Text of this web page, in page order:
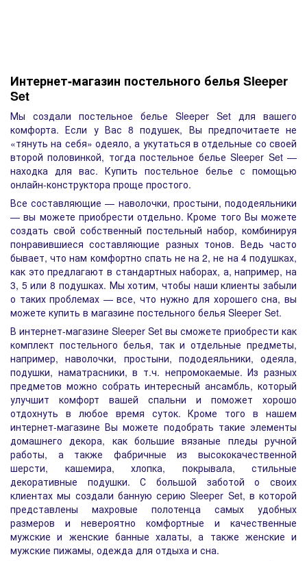
Интернет-магазин постельного белья Sleeper
Set
Мы создали постельное белье Sleeper Set для вашего
комфорта. Если у Вас 8 подушек, Вы предпочитаете не
«тянуть на себя» одеяло, а укутаться в отдельные со своей
второй половинкой, тогда постельное белье Sleeper Set —
находка для вас. Купить постельное белье с помощью
онлайн-конструктора проще простого.
Все составляющие — наволочки, простыни, пододеяльники
— вы можете приобрести отдельно. Кроме того Вы можете
создать свой собственный постельный набор, комбинируя
понравившиеся составляющие разных тонов. Ведь часто
бывает, что нам комфортно спать не на 2, не на 4 подушках,
как это предлагают в стандартных наборах, а, например, на
3, 5 или 8 подушках. Мы хотим, чтобы наши клиенты забыли
о таких проблемах — все, что нужно для хорошего сна, вы
можете купить в магазине постельного белья Sleeper Set.
В интернет-магазине Sleeper Set вы сможете приобрести как
комплект постельного белья, так и отдельные предметы,
например, наволочки, простыни, пододеяльники, одеяла,
подушки, наматрасники, в т.ч. непромокаемые. Из разных
предметов можно собрать интересный ансамбль, который
улучшит комфорт вашей спальни и поможет хорошо
отдохнуть в любое время суток. Кроме того в нашем
интернет-магазине Вы можете подобрать такие элементы
домашнего декора, как большие вязаные пледы ручной
работы, а также фабричные из высококачественной
шерсти, кашемира, хлопка, покрывала, стильные
декоративные подушки. С большой заботой о своих
клиентах мы создали банную серию Sleeper Set, в которой
представлены махровые полотенца самых удобных
размеров и невероятно комфортные и качественные
мужские и женские банные халаты, а также женские и
мужские пижамы, одежда для отдыха и сна.